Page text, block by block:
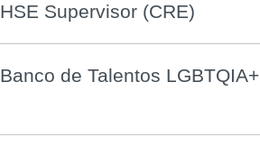
HSE Supervisor (CRE)
Banco de Talentos LGBTQIA+